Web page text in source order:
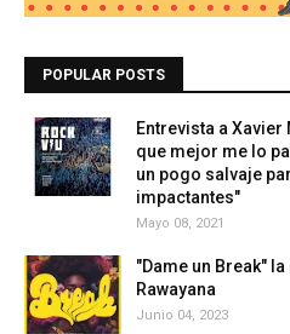
POPULAR POSTS
Entrevista a
que mejor me lo
un pogo salvaje
impactantes"
Mayo 08, 2021
"Dame un Break"
Rawayana
Junio 04, 2023